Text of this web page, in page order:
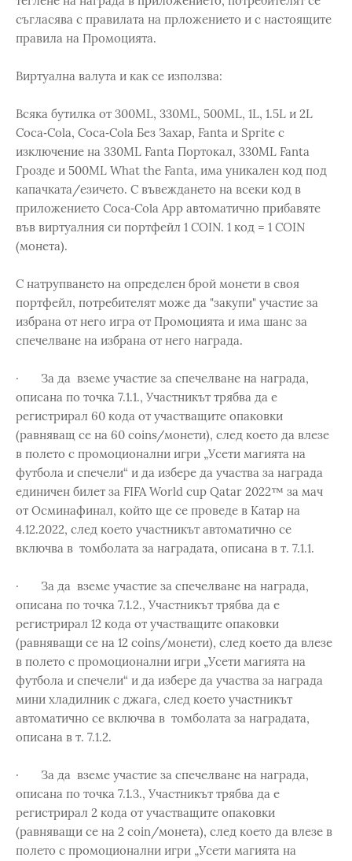
съгласява с правилата на прложението и с настоящите
правила на Промоцията.
Виртуална валута и как се използва:
Всяка бутилка от 300ML, 330ML, 500ML, 1L, 1.5L и 2L
Coca‑Cola, Coca‑Cola Без Захар, Fanta и Sprite с
изключение на 330ML Fanta Портокал, 330ML Fanta
Грозде и 500ML What the Fanta, има уникален код под
капачката/езичето. С въвеждането на всеки код в
приложението Coca‑Cola App автоматично прибавяте
във виртуалния си портфейл 1 COIN. 1 код = 1 COIN
(монета).
С натрупването на определен брой монети в своя
портфейл, потребителят може да "закупи" участие за
избрана от него игра от Промоцията и има шанс за
спечелване на избрана от него награда.
· За да вземе участие за спечелване на награда,
описана по точка 7.1.1., Участникът трябва да е
регистрирал 60 кода от участващите опаковки
(равняващ се на 60 coins/монети), след което да влезе
в полето с промоционални игри „Усети магията на
футбола и спечели“ и да избере да участва за награда
единичен билет за FIFA World cup Qatar 2022™ за мач
от Осминафинал, който ще се проведе в Катар на
4.12.2022, след което участникът автоматично се
включва в томболата за наградата, описана в т. 7.1.1.
· За да вземе участие за спечелване на награда,
описана по точка 7.1.2., Участникът трябва да е
регистрирал 12 кода от участващите опаковки
(равняващи се на 12 coins/монети), след което да влезе
в полето с промоционални игри „Усети магията на
футбола и спечели“ и да избере да участва за награда
мини хладилник с джага, след което участникът
автоматично се включва в томболата за наградата,
описана в т. 7.1.2.
· За да вземе участие за спечелване на награда,
описана по точка 7.1.3., Участникът трябва да е
регистрирал 2 кода от участващите опаковки
(равняващи се на 2 coin/монетa), след което да влезе в
полето с промоционални игри „Усети магията на